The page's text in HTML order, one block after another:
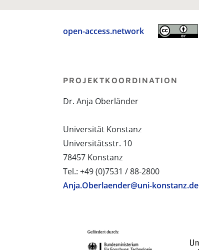
open-access.network
PROJEKTKOORDINATION
Dr. Anja Oberländer
Universität Konstanz
Universitätsstr. 10
78457 Konstanz
Tel.: +49 (0)7531 / 88-2800
Anja.Oberlaender@uni-konstanz.de